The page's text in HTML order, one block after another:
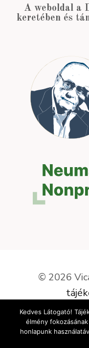
A weboldal a
keretében és
© 2026
Az
Kedves Látogató!
élmény
honlapunk